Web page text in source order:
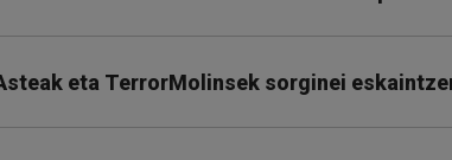
eta TerrorMolinsek sorginei